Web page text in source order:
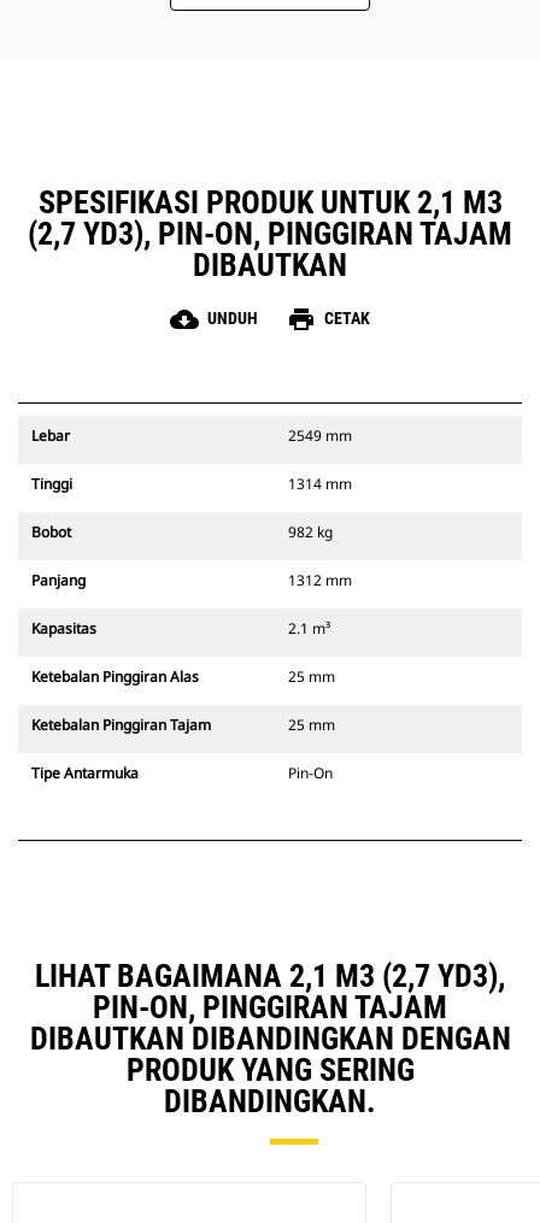
SPESIFIKASI PRODUK UNTUK 2,1 M3
(2,7 YD3), PIN-ON, PINGGIRAN TAJAM
DIBAUTKAN
cloud_download UNDUH print CETAK
Lebar 2549 mm
Tinggi 1314 mm
Bobot 982 kg
Panjang 1312 mm
Kapasitas 2.1 m³
Ketebalan Pinggiran Alas 25 mm
Ketebalan Pinggiran Tajam 25 mm
Tipe Antarmuka Pin-On
LIHAT BAGAIMANA 2,1 M3 (2,7 YD3),
PIN-ON, PINGGIRAN TAJAM
DIBAUTKAN DIBANDINGKAN DENGAN
PRODUK YANG SERING
DIBANDINGKAN.